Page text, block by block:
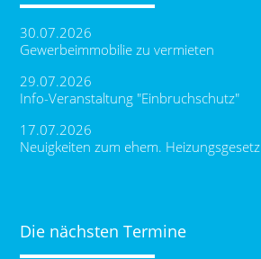
30.07.2026
Gewerbeimmobilie zu vermieten
29.07.2026
Info-Veranstaltung "Einbruchschutz"
17.07.2026
Neuigkeiten zum ehem. Heizungsgesetz
Die nächsten Termine